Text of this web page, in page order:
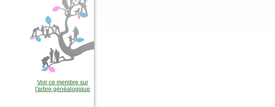
Voir ce membre sur
l'arbre généalogique